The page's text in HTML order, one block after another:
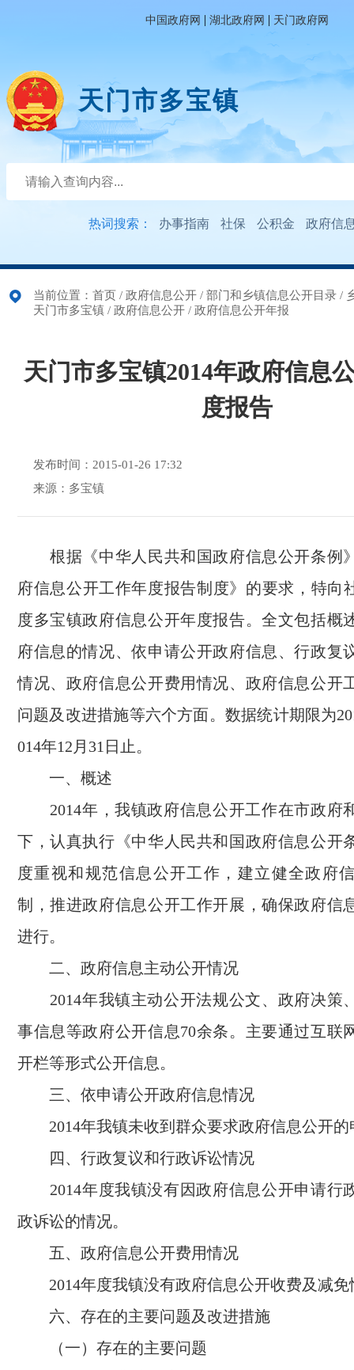
中国政府网 | 湖北政府网 | 天门政府网
天门市多宝镇
热词搜索： 办事指南 社保 公积金 政府信
当前位置： 首页 / 政府信息公开 / 部门和乡镇信息公开目录 /
天门市多宝镇 / 政府信息公开 / 政府信息公开年报
天门市多宝镇2014年政府信息
度报告
发布时间：2015-01-26 17:32
来源：多宝镇
根据《中华人民共和国政府信息公开条例
府信息公开工作年度报告制度》的要求，特向
度多宝镇政府信息公开年度报告。全文包括概
府信息的情况、依申请公开政府信息、行政复
情况、政府信息公开费用情况、政府信息公开
问题及改进措施等六个方面。数据统计期限为
014年12月31日止。
一、概述
2014年，我镇政府信息公开工作在市政府
下，认真执行《中华人民共和国政府信息公开
度重视和规范信息公开工作，建立健全政府
制，推进政府信息公开工作开展，确保政府信
进行。
二、政府信息主动公开情况
2014年我镇主动公开法规公文、政府决策
事信息等政府公开信息70余条。主要通过互联
开栏等形式公开信息。
三、依申请公开政府信息情况
2014年我镇未收到群众要求政府信息公开的
四、行政复议和行政诉讼情况
2014年度我镇没有因政府信息公开申请行
政诉讼的情况。
五、政府信息公开费用情况
2014年度我镇没有政府信息公开收费及减免
六、存在的主要问题及改进措施
（一）存在的主要问题